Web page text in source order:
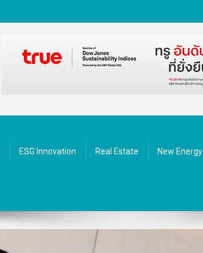
ESG Innovation Real Estate New Energy